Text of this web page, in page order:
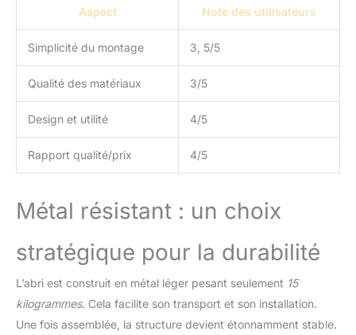
volumineux par la porte.
ouvertures d'aération au
l'avant et 2x à l'arrière)
assurent une circulation
idéale de l'air. Les
condensation et les
mauvaises odeurs sont
optimale. STABLE : La
stabilité nécessaire et la
plinthe de sol galvanisée
offre la possibilité
d'installer un plancher en
bois (non inclus dans la
livraison). Les coins du
Aspect Note des utilisateurs
Simplicité du montage 3, 5/5
Qualité des matériaux 3/5
Design et utilité 4/5
Rapport qualité/prix 4/5
Métal résistant : un choix
stratégique pour la durabilité
L’abri est construit en métal léger pesant seulement 15
kilogrammes. Cela facilite son transport et son installation.
Une fois assemblée, la structure devient étonnamment stable.